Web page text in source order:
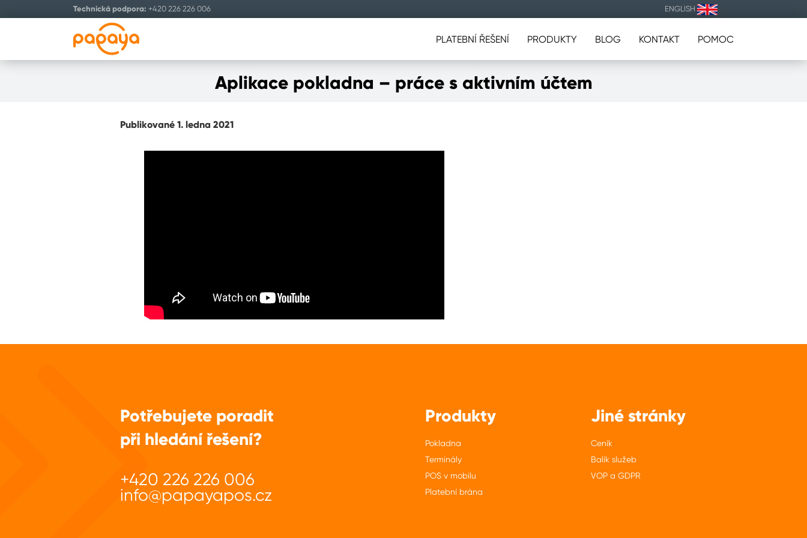
Technická podpora: +420 226 226 006 ENGLISH
PLATEBNÍ ŘEŠENÍ PRODUKTY BLOG KONTAKT POMOC
Aplikace pokladna – práce s aktivním účtem
Publikované 1. ledna 2021
Potřebujete poradit
při hledání řešení?
+420 226 226 006
info@papayapos.cz
Produkty
Pokladna
Terminály
POS v mobilu
Platební brána
Jiné stránky
Ceník
Balík služeb
VOP a GDPR